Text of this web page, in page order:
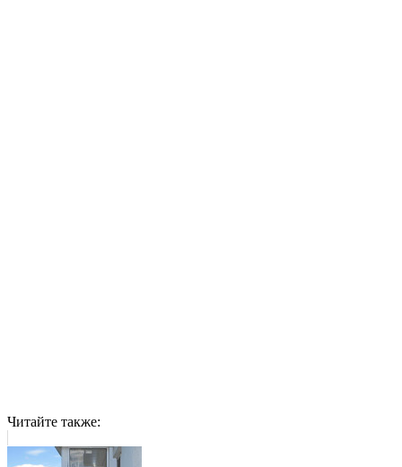
Читайте также: